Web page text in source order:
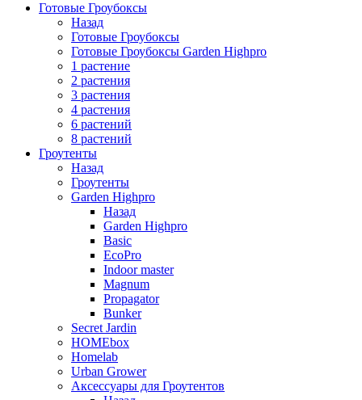
Готовые Гроубоксы
Назад
Готовые Гроубоксы
Готовые Гроубоксы Garden Highpro
1 растение
2 растения
3 растения
4 растения
6 растений
8 растений
Гроутенты
Назад
Гроутенты
Garden Highpro
Назад
Garden Highpro
Basic
EcoPro
Indoor master
Magnum
Propagator
Bunker
Secret Jardin
HOMEbox
Homelab
Urban Grower
Аксессуары для Гроутентов